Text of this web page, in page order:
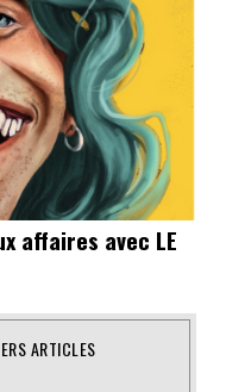
affaires avec LE
ARTICLES